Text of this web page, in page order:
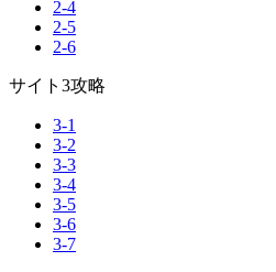
2-4
2-5
2-6
サイト3攻略
3-1
3-2
3-3
3-4
3-5
3-6
3-7